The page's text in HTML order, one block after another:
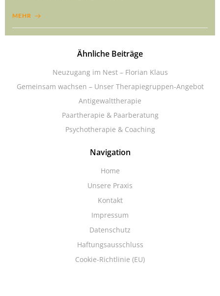
MEHR
Ähnliche Beiträge
Neuzugang im Nest – Florian Klaus
Gemeinsam wachsen – Unser Therapiegruppen-Angebot
Antigewalttherapie
Paartherapie & Paarberatung
Psychotherapie & Coaching
Navigation
Home
Unsere Praxis
Kontakt
Impressum
Datenschutz
Haftungsausschluss
Cookie-Richtlinie (EU)